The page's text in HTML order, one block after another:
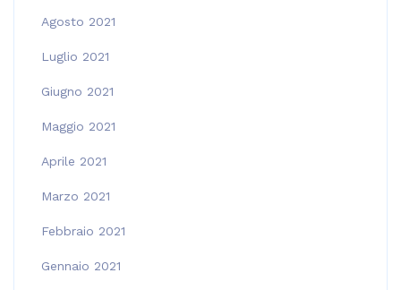
Agosto 2021
Luglio 2021
Giugno 2021
Maggio 2021
Aprile 2021
Marzo 2021
Febbraio 2021
Gennaio 2021